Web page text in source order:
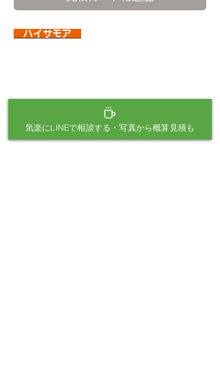
ハイサモア
倉敷・岡山・総社・早島町 限定
気楽にLINEで相談する・写真から概算見積も